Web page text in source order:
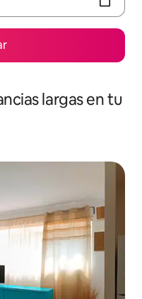
largas en tu